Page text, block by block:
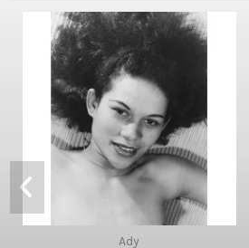
Ady